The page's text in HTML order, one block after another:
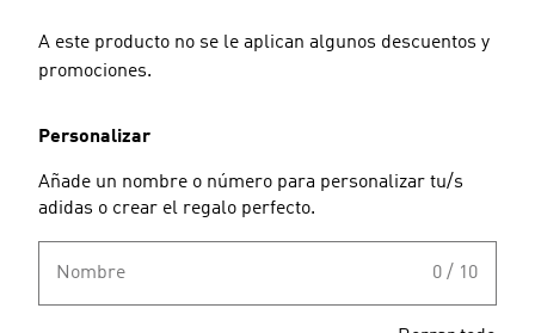
A este producto no se le aplican algunos descuentos y
promociones.
Personalizar
Añade un nombre o número para personalizar tu/s
adidas o crear el regalo perfecto.
Nombre 0 / 10